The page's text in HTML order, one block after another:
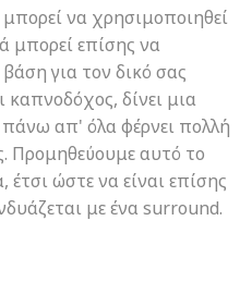
να χρησιμοποιηθεί
μπορεί επίσης να
βάση για τον δικό σας
καπνοδόχος, δίνει μια
απ' όλα φέρνει πολλή
Προμηθεύουμε αυτό το
ώστε να είναι επίσης
με ένα surround.